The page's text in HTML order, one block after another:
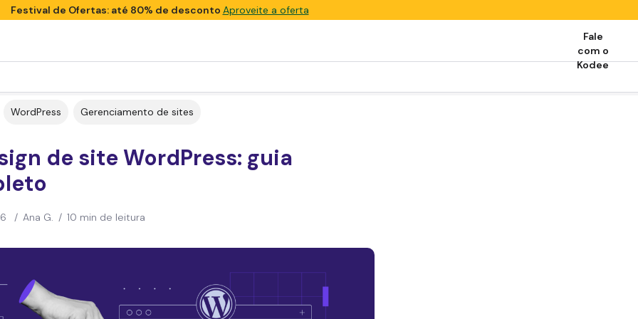
Festival de Ofertas: até 80% de desconto Aproveite a oferta
Fale
com o
Kodee
WordPress Gerenciamento de sites
de site WordPress: guia
/ Ana G. / 10 min de leitura